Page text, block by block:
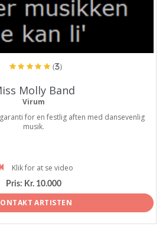
(3)
Molly Band
Virum
for en festlig aften med dansevenlig
musik.
Klik for at se video
Pris: Kr. 10.000
ARTISTEN